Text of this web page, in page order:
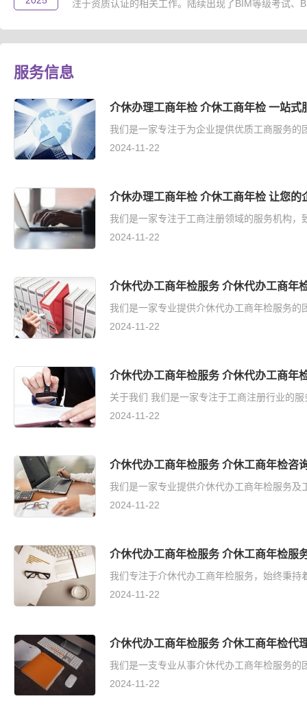
注于资质认证的相关工作。陆续出现了BIM等级考试、
服务信息
介休办理工商年检 介休工商年检 一站式
我们是一家专注于为企业提供优质工商服务
2024-11-22
介休办理工商年检 介休工商年检 让您的
我们是一家专注于工商注册领域的服务机构
2024-11-22
介休代办工商年检服务 介休代办工商年
我们是一家专业提供介休代办工商年检服务
2024-11-22
介休代办工商年检服务 介休代办工商年
关于我们 我们是一家专注于工商注册行业的
2024-11-22
介休代办工商年检服务 介休工商年检咨
我们是一家专业提供介休代办工商年检服务
2024-11-22
介休代办工商年检服务 介休工商年检服
我们专注于介休代办工商年检服务，始终秉持
2024-11-22
介休代办工商年检服务 介休工商年检代
我们是一支专业从事介休代办工商年检服务
2024-11-22